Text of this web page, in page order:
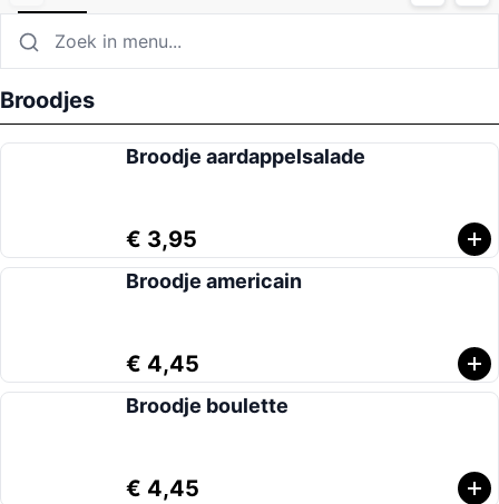
Broodjes
Broodje aardappelsalade
€ 3,95
Broodje americain
€ 4,45
Broodje boulette
€ 4,45